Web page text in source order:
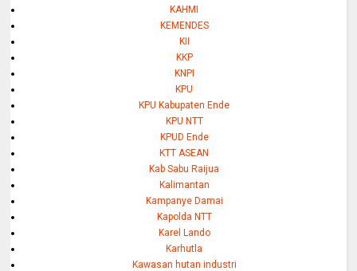
KAHMI
KEMENDES
KII
KKP
KNPI
KPU
KPU Kabupaten Ende
KPU NTT
KPUD Ende
KTT ASEAN
Kab Sabu Raijua
Kalimantan
Kampanye Damai
Kapolda NTT
Karel Lando
Karhutla
Kawasan hutan industri